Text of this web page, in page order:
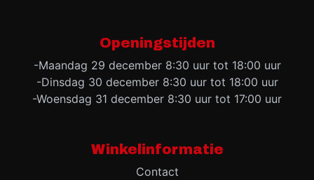
Openingstijden
-Maandag 29 december 8:30 uur tot 18:00 uur
-Dinsdag 30 december 8:30 uur tot 18:00 uur
-Woensdag 31 december 8:30 uur tot 17:00 uur
Winkelinformatie
Contact